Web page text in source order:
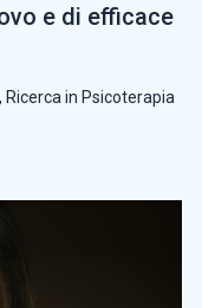
e di efficace
, Ricerca in Psicoterapia